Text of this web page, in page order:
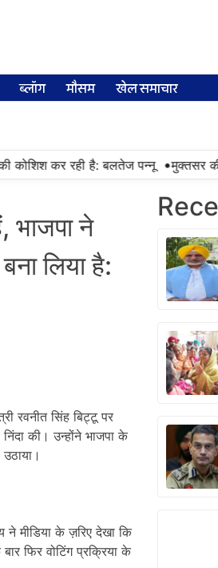
ब्लॉग मौसम खेल समाचार
कोशिश कर रही है: बलतेज पन्नू •मुक्तसर की
भाजपा ने
लिया है:
रवनीत सिंह बिट्टू पर
की। उन्होंने भाजपा के
मीडिया के ज़रिए देखा कि
फिर वोटिंग प्रक्रिया के